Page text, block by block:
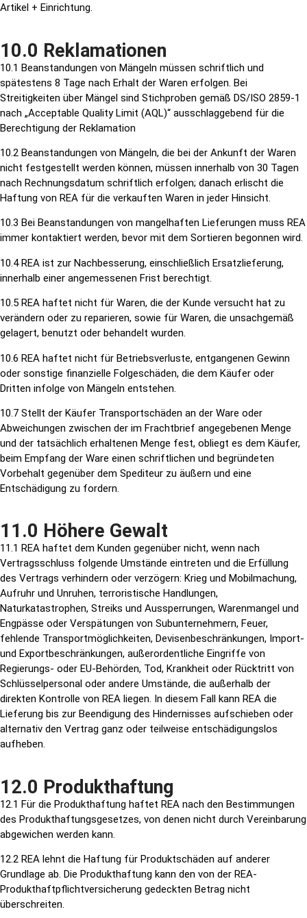
Artikel + Einrichtung.
10.0 Reklamationen
10.1 Beanstandungen von Mängeln müssen schriftlich und
spätestens 8 Tage nach Erhalt der Waren erfolgen. Bei
Streitigkeiten über Mängel sind Stichproben gemäß DS/ISO 2859-1
nach „Acceptable Quality Limit (AQL)“ ausschlaggebend für die
Berechtigung der Reklamation
10.2 Beanstandungen von Mängeln, die bei der Ankunft der Waren
nicht festgestellt werden können, müssen innerhalb von 30 Tagen
nach Rechnungsdatum schriftlich erfolgen; danach erlischt die
Haftung von REA für die verkauften Waren in jeder Hinsicht.
10.3 Bei Beanstandungen von mangelhaften Lieferungen muss REA
immer kontaktiert werden, bevor mit dem Sortieren begonnen wird.
10.4 REA ist zur Nachbesserung, einschließlich Ersatzlieferung,
innerhalb einer angemessenen Frist berechtigt.
10.5 REA haftet nicht für Waren, die der Kunde versucht hat zu
verändern oder zu reparieren, sowie für Waren, die unsachgemäß
gelagert, benutzt oder behandelt wurden.
10.6 REA haftet nicht für Betriebsverluste, entgangenen Gewinn
oder sonstige finanzielle Folgeschäden, die dem Käufer oder
Dritten infolge von Mängeln entstehen.
10.7 Stellt der Käufer Transportschäden an der Ware oder
Abweichungen zwischen der im Frachtbrief angegebenen Menge
und der tatsächlich erhaltenen Menge fest, obliegt es dem Käufer,
beim Empfang der Ware einen schriftlichen und begründeten
Vorbehalt gegenüber dem Spediteur zu äußern und eine
Entschädigung zu fordern.
11.0 Höhere Gewalt
11.1 REA haftet dem Kunden gegenüber nicht, wenn nach
Vertragsschluss folgende Umstände eintreten und die Erfüllung
des Vertrags verhindern oder verzögern: Krieg und Mobilmachung,
Aufruhr und Unruhen, terroristische Handlungen,
Naturkatastrophen, Streiks und Aussperrungen, Warenmangel und
Engpässe oder Verspätungen von Subunternehmern, Feuer,
fehlende Transportmöglichkeiten, Devisenbeschränkungen, Import-
und Exportbeschränkungen, außerordentliche Eingriffe von
Regierungs- oder EU-Behörden, Tod, Krankheit oder Rücktritt von
Schlüsselpersonal oder andere Umstände, die außerhalb der
direkten Kontrolle von REA liegen. In diesem Fall kann REA die
Lieferung bis zur Beendigung des Hindernisses aufschieben oder
alternativ den Vertrag ganz oder teilweise entschädigungslos
aufheben.
12.0 Produkthaftung
12.1 Für die Produkthaftung haftet REA nach den Bestimmungen
des Produkthaftungsgesetzes, von denen nicht durch Vereinbarung
abgewichen werden kann.
12.2 REA lehnt die Haftung für Produktschäden auf anderer
Grundlage ab. Die Produkthaftung kann den von der REA-
Produkthaftpflichtversicherung gedeckten Betrag nicht
überschreiten.